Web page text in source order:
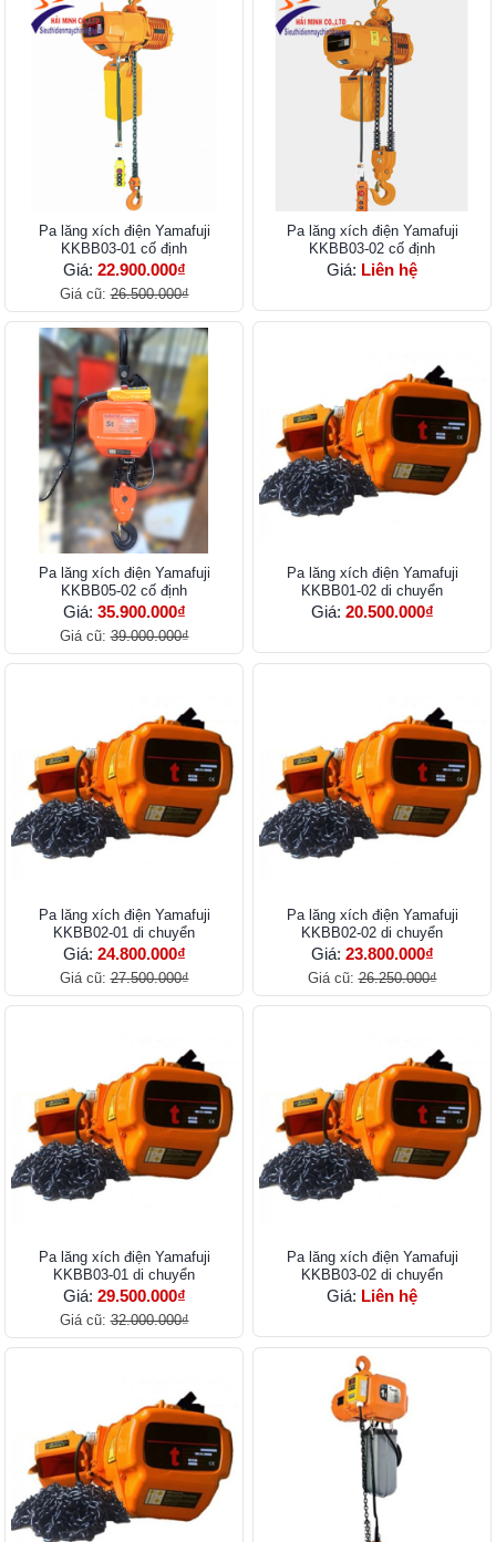
Pa lăng xích điện Yamafuji
KKBB03-01 cố định
Giá: 22.900.000₫
Giá cũ:26.500.000₫
Pa lăng xích điện Yamafuji
KKBB03-02 cố định
Giá: Liên hệ
Pa lăng xích điện Yamafuji
KKBB05-02 cố định
Giá: 35.900.000₫
Giá cũ:39.000.000₫
Pa lăng xích điện Yamafuji
KKBB01-02 di chuyển
Giá: 20.500.000₫
Pa lăng xích điện Yamafuji
KKBB02-01 di chuyển
Giá: 24.800.000₫
Giá cũ:27.500.000₫
Pa lăng xích điện Yamafuji
KKBB02-02 di chuyển
Giá: 23.800.000₫
Giá cũ:26.250.000₫
Pa lăng xích điện Yamafuji
KKBB03-01 di chuyển
Giá: 29.500.000₫
Giá cũ:32.000.000₫
Pa lăng xích điện Yamafuji
KKBB03-02 di chuyển
Giá: Liên hệ